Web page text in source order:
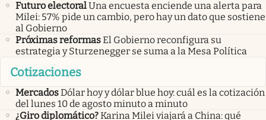
Futuro electoralUna encuesta enciende una alerta para
Milei: 57% pide un cambio, pero hay un dato que sostiene
al Gobierno
Próximas reformasEl Gobierno reconfigura su
estrategia y Sturzenegger se suma a la Mesa Política
Cotizaciones
MercadosDólar hoy y dólar blue hoy: cuál es la cotización
del lunes 10 de agosto minuto a minuto
¿Giro diplomático?Karina Milei viajará a China: qué